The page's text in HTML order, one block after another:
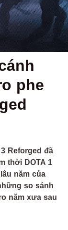
phe
Reforged đã
thời DOTA 1
năm của
so sánh
năm xưa sau